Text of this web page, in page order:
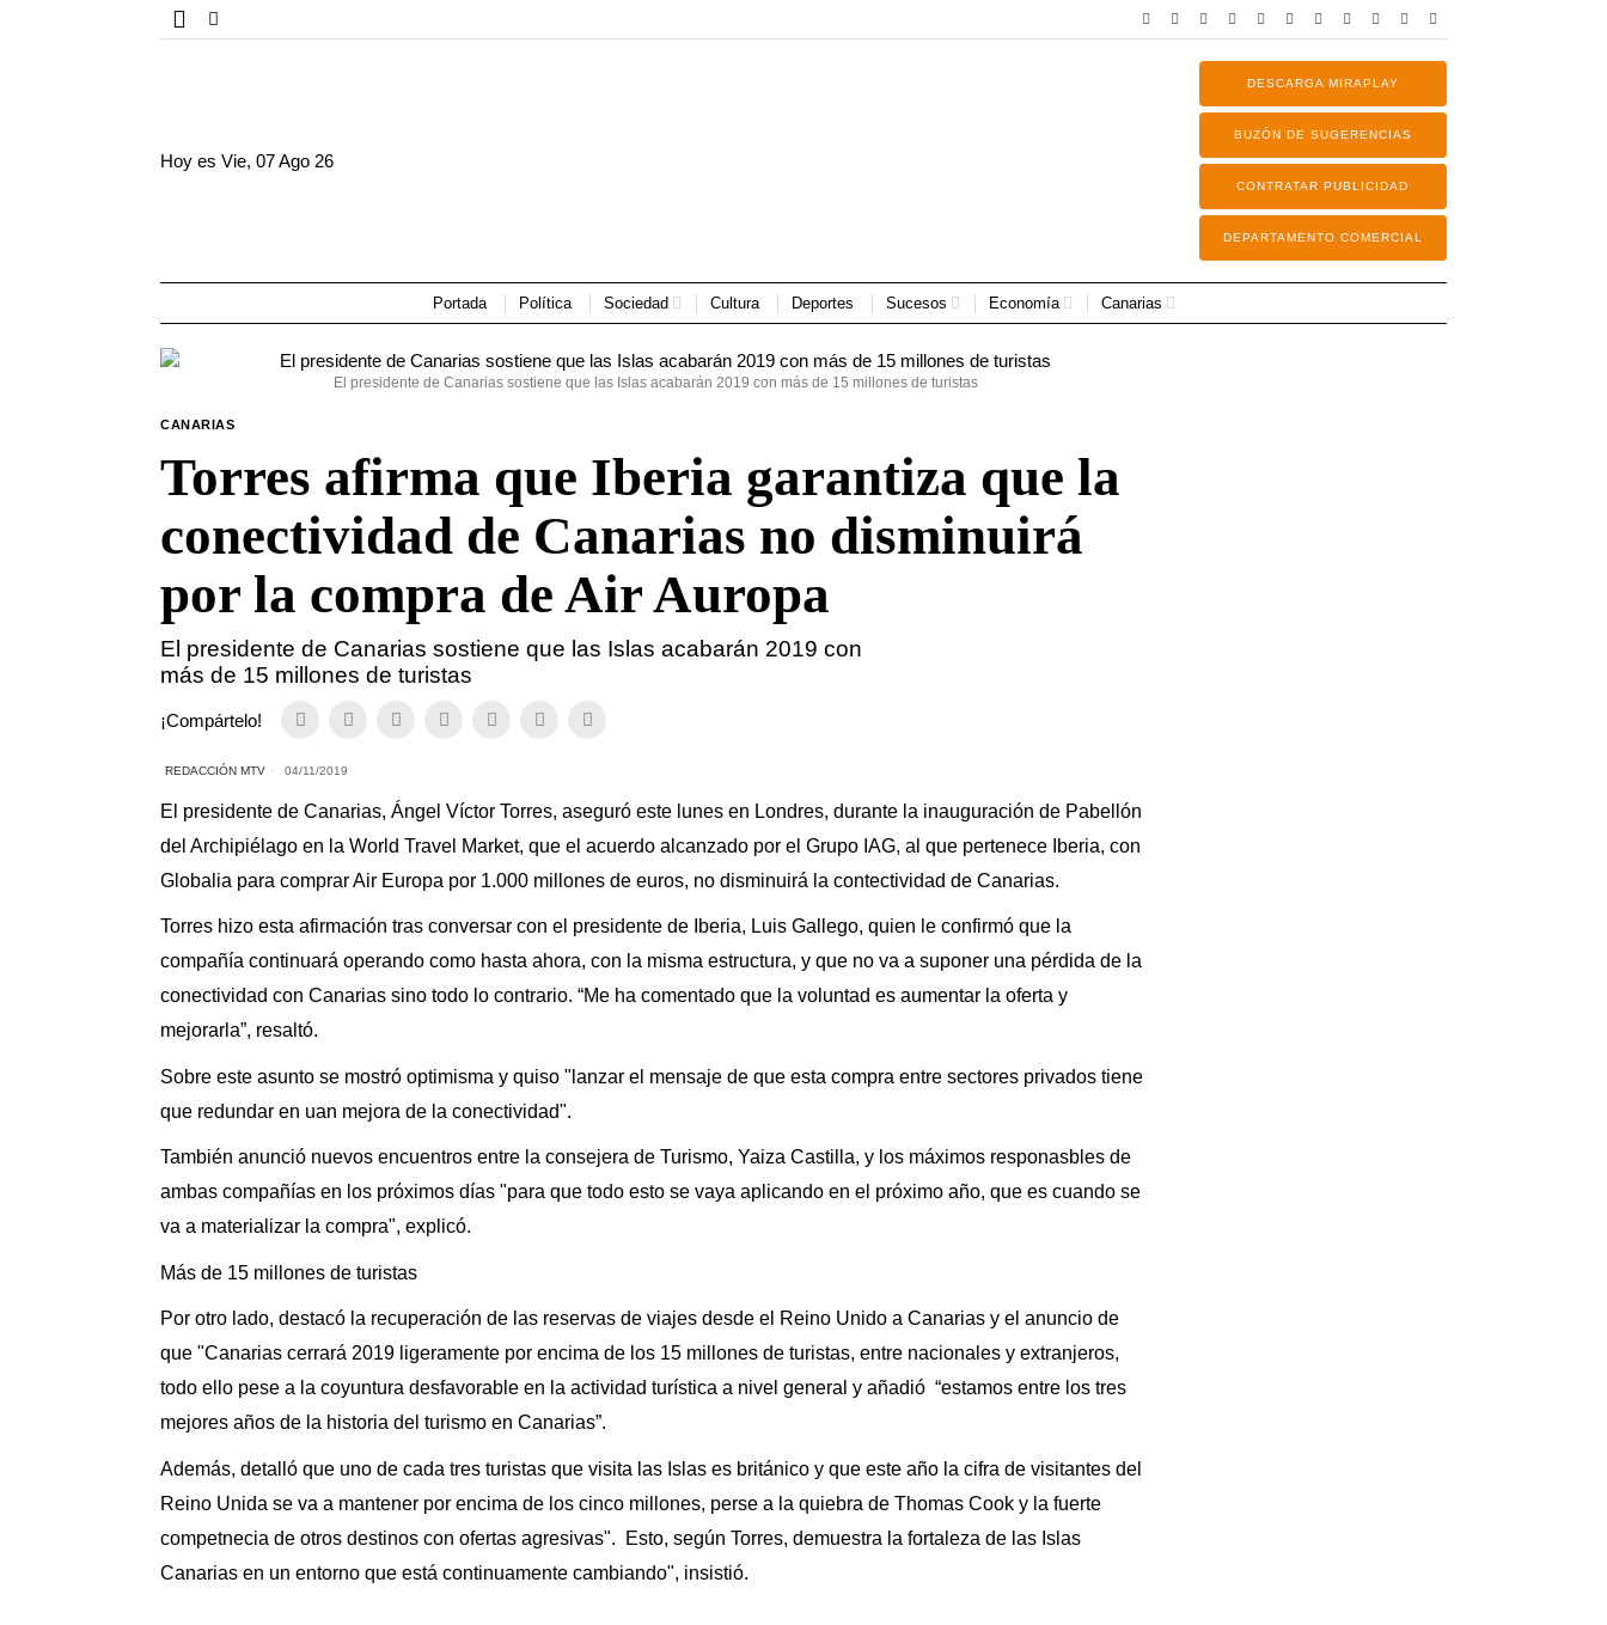
Hoy esVie, 07 Ago 26
DESCARGA MIRAPLAY
BUZÓN DE SUGERENCIAS
CONTRATAR PUBLICIDAD
DEPARTAMENTO COMERCIAL
Portada Política Sociedad Cultura Deportes Sucesos Economía Canarias
El presidente de Canarias sostiene que las Islas acabarán 2019 con más de 15 millones de turistas
CANARIAS
Torres afirma que Iberia garantiza que la
conectividad de Canarias no disminuirá
por la compra de Air Auropa
El presidente de Canarias sostiene que las Islas acabarán 2019 con
más de 15 millones de turistas
¡Compártelo!
REDACCIÓN MTV 04/11/2019
El presidente de Canarias, Ángel Víctor Torres, aseguró este lunes en Londres, durante la inauguración de Pabellón
del Archipiélago en la World Travel Market, que el acuerdo alcanzado por el Grupo IAG, al que pertenece Iberia, con
Globalia para comprar Air Europa por 1.000 millones de euros, no disminuirá la contectividad de Canarias.
Torres hizo esta afirmación tras conversar con el presidente de Iberia, Luis Gallego, quien le confirmó que la
compañía continuará operando como hasta ahora, con la misma estructura, y que no va a suponer una pérdida de la
conectividad con Canarias sino todo lo contrario. “Me ha comentado que la voluntad es aumentar la oferta y
mejorarla”, resaltó.
Sobre este asunto se mostró optimisma y quiso "lanzar el mensaje de que esta compra entre sectores privados tiene
que redundar en uan mejora de la conectividad".
También anunció nuevos encuentros entre la consejera de Turismo, Yaiza Castilla, y los máximos responasbles de
ambas compañías en los próximos días "para que todo esto se vaya aplicando en el próximo año, que es cuando se
va a materializar la compra", explicó.
Más de 15 millones de turistas
Por otro lado, destacó la recuperación de las reservas de viajes desde el Reino Unido a Canarias y el anuncio de
que "Canarias cerrará 2019 ligeramente por encima de los 15 millones de turistas, entre nacionales y extranjeros,
todo ello pese a la coyuntura desfavorable en la actividad turística a nivel general y añadió “estamos entre los tres
mejores años de la historia del turismo en Canarias”.
Además, detalló que uno de cada tres turistas que visita las Islas es británico y que este año la cifra de visitantes del
Reino Unida se va a mantener por encima de los cinco millones, perse a la quiebra de Thomas Cook y la fuerte
competnecia de otros destinos con ofertas agresivas". Esto, según Torres, demuestra la fortaleza de las Islas
Canarias en un entorno que está continuamente cambiando", insistió.